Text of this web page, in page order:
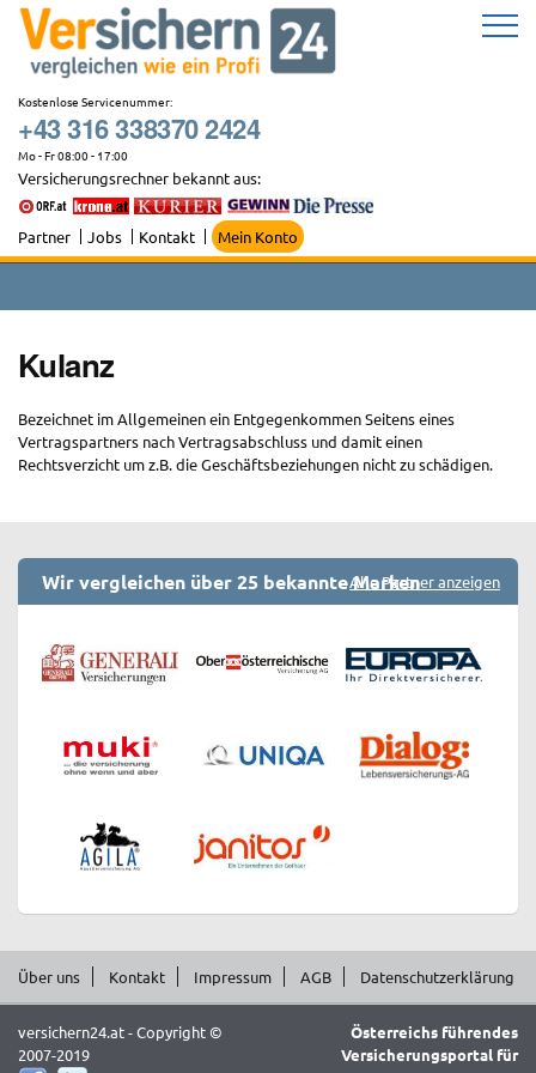
Zum
Inhalt
springen
Kostenlose Servicenummer:
+43 316 338370 2424
Mo - Fr 08:00 - 17:00
Versicherungsrechner bekannt aus:
Partner Jobs Kontakt Mein Konto
Kulanz
Bezeichnet im Allgemeinen ein Entgegenkommen Seitens eines
Vertragspartners nach Vertragsabschluss und damit einen
Rechtsverzicht um z.B. die Geschäftsbeziehungen nicht zu schädigen.
Wir vergleichen über 25 bekannte MarkenAlle Partner anzeigen
Über uns Kontakt Impressum AGB Datenschutzerklärung
versichern24.at - Copyright ©
2007-2019
Österreichs führendes
Versicherungsportal für